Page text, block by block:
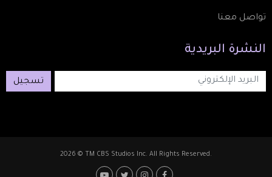
تواصل معنا
النشرة البريدية
تسجيل
2026 © TM CBS Studios Inc. All Rights Reserved.
Footer: Social Media